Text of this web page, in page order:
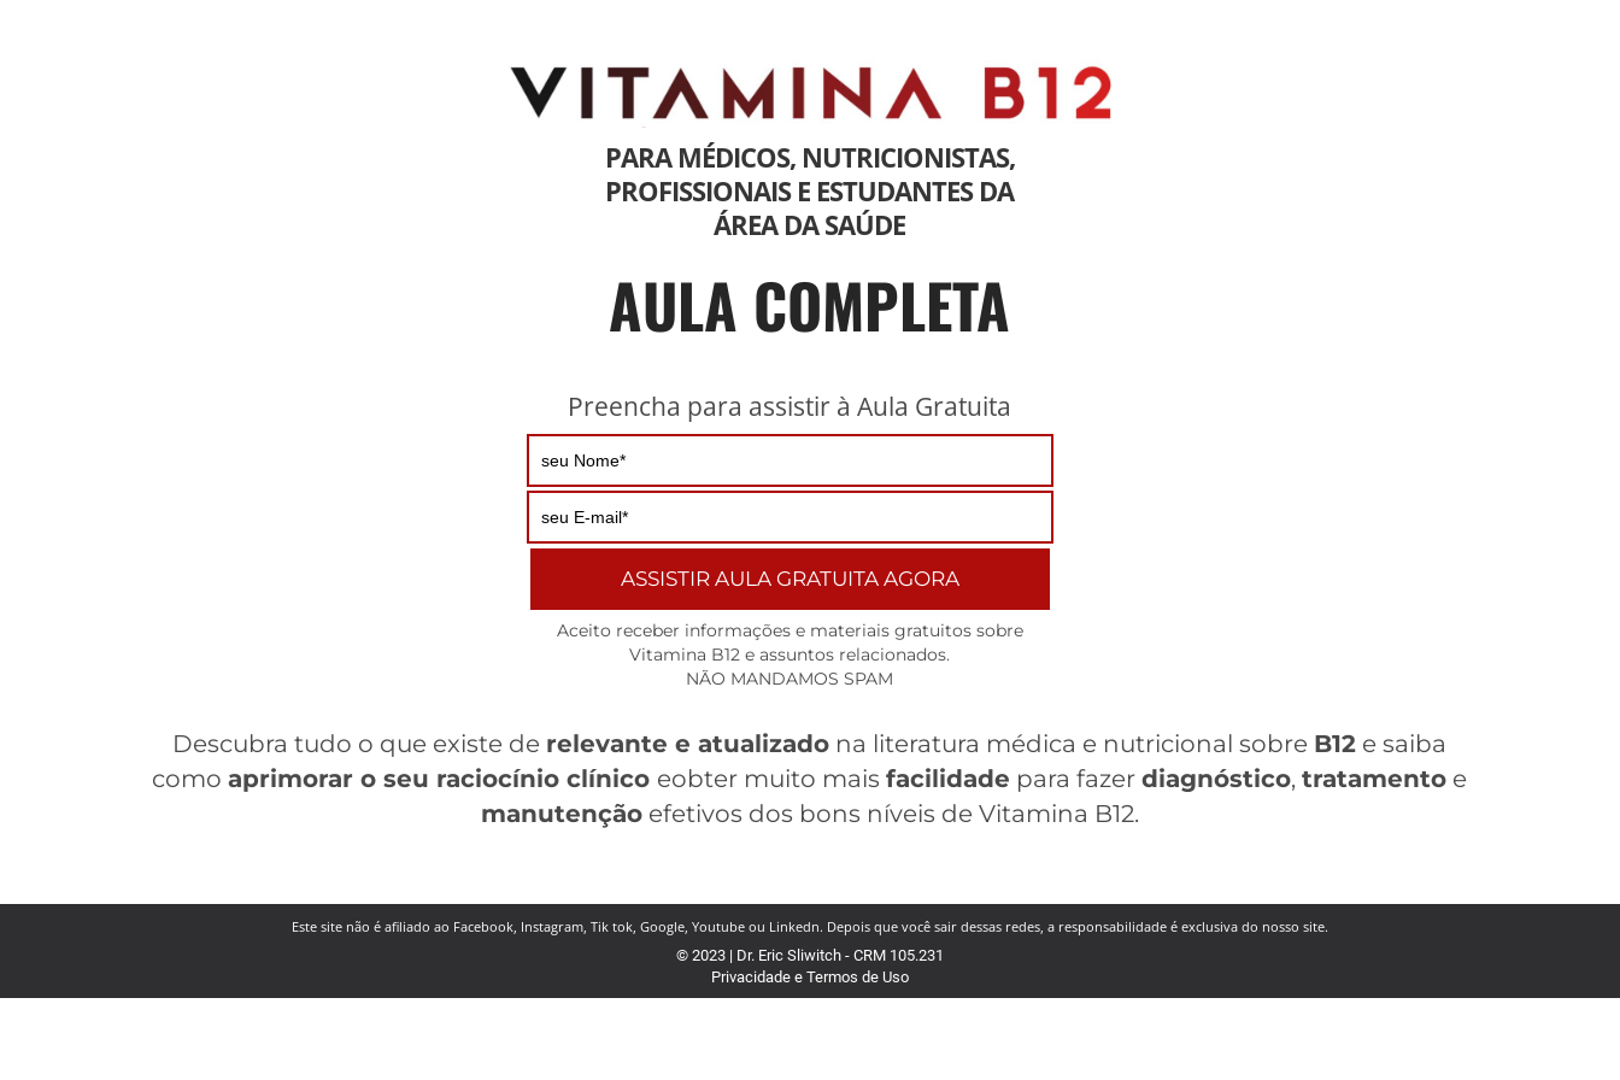
PARA MÉDICOS, NUTRICIONISTAS,
PROFISSIONAIS E ESTUDANTES DA
ÁREA DA SAÚDE
AULA COMPLETA
Preencha para assistir à Aula Gratuita
ASSISTIR AULA GRATUITA AGORA
Aceito receber informações e materiais gratuitos sobre
Vitamina B12 e assuntos relacionados.
NÃO MANDAMOS SPAM
Descubra tudo o que existe de relevante e atualizado na literatura médica e nutricional sobre B12 e saiba
comoaprimorar o seu raciocínio clínico eobter muito maisfacilidade para fazerdiagnóstico,tratamento e
manutençãoefetivos dos bons níveis de Vitamina B12.
Este site não é afiliado ao Facebook, Instagram, Tik tok, Google, Youtube ou Linkedn. Depois que você sair dessas redes, a responsabilidade é exclusiva do nosso site.
© 2023 | Dr. Eric Sliwitch - CRM 105.231
Privacidade e Termos de Uso